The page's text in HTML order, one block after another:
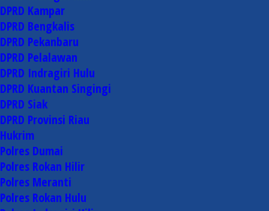
DPRD Kampar
DPRD Bengkalis
DPRD Pekanbaru
DPRD Pelalawan
DPRD Indragiri Hulu
DPRD Kuantan Singingi
DPRD Siak
DPRD Provinsi Riau
Hukrim
Polres Dumai
Polres Rokan Hilir
Polres Meranti
Polres Rokan Hulu